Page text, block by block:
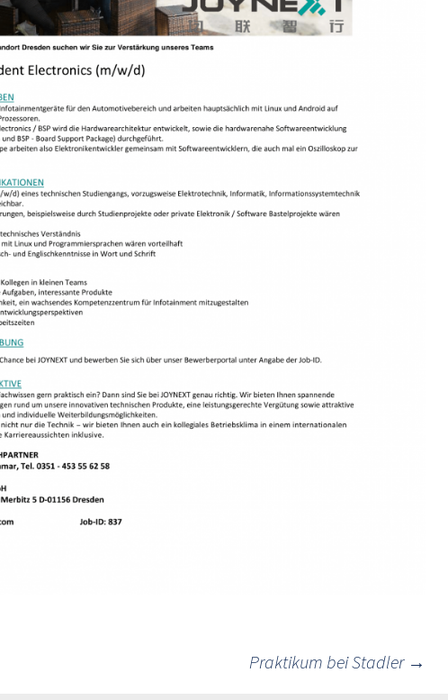
Praktikum bei Stadler →